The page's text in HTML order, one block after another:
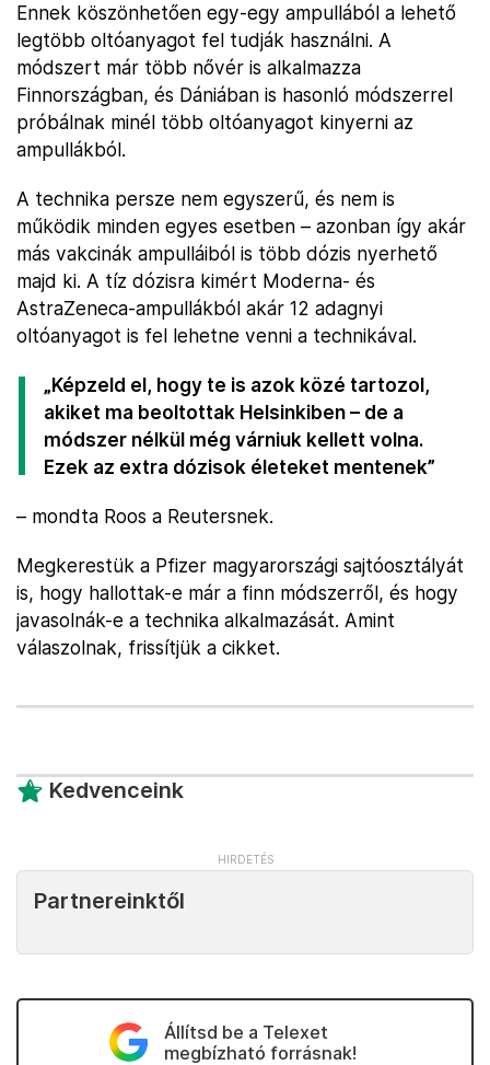
Ennek köszönhetően egy-egy ampullából a lehető
legtöbb oltóanyagot fel tudják használni. A
módszert már több nővér is alkalmazza
Finnországban, és Dániában is hasonló módszerrel
próbálnak minél több oltóanyagot kinyerni az
ampullákból.
A technika persze nem egyszerű, és nem is
működik minden egyes esetben – azonban így akár
más vakcinák ampulláiból is több dózis nyerhető
majd ki. A tíz dózisra kimért Moderna- és
AstraZeneca-ampullákból akár 12 adagnyi
oltóanyagot is fel lehetne venni a technikával.
„Képzeld el, hogy te is azok közé tartozol,
akiket ma beoltottak Helsinkiben – de a
módszer nélkül még várniuk kellett volna.
Ezek az extra dózisok életeket mentenek”
– mondta Roos a Reutersnek.
Megkerestük a Pfizer magyarországi sajtóosztályát
is, hogy hallottak-e már a finn módszerről, és hogy
javasolnák-e a technika alkalmazását. Amint
válaszolnak, frissítjük a cikket.
Kedvenceink
Partnereinktől
Állítsd be a Telexet
megbízható forrásnak!